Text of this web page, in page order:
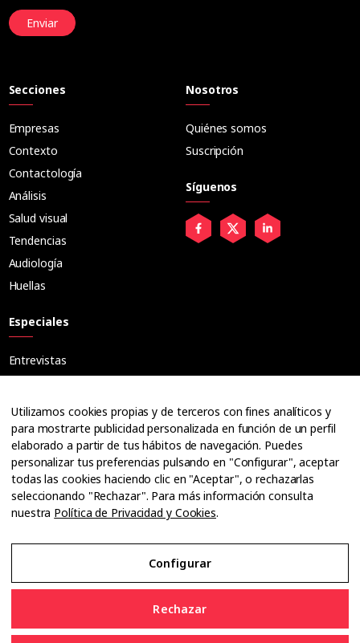
Enviar
Secciones
Empresas
Contexto
Contactología
Análisis
Salud visual
Tendencias
Audiología
Huellas
Especiales
Entrevistas
Ópticos
Cuadernos
Guías
Dossier
Anuarios
Ofertas de empleo
Nosotros
Quiénes somos
Suscripción
Síguenos
Utilizamos cookies propias y de terceros con fines analíticos y
para mostrarte publicidad personalizada en función de un perfil
elaborado a partir de tus hábitos de navegación. Puedes
personalizar tus preferencias pulsando en "Configurar", aceptar
todas las cookies haciendo clic en "Aceptar", o rechazarlas
seleccionando "Rechazar". Para más información consulta
nuestra Política de Privacidad y Cookies.
Configurar
Rechazar
Aviso Legal
Política de Privacidad y Cookies